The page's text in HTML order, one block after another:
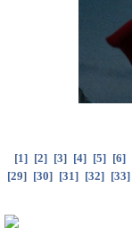
[1] [2] [3] [4] [5] [6]
[29] [30] [31] [32] [33]